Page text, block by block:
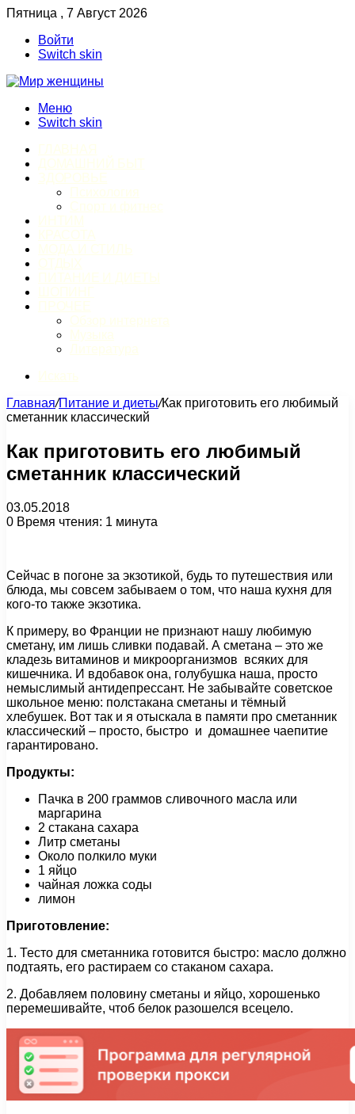
Пятница , 7 Август 2026
Войти
Switch skin
Меню
Switch skin
Главная/Питание и диеты/Как приготовить его любимый
сметанник классический
Как приготовить его любимый
сметанник классический
03.05.2018
0 Время чтения: 1 минута
Сейчас в погоне за экзотикой, будь то путешествия или
блюда, мы совсем забываем о том, что наша кухня для
кого-то также экзотика.
К примеру, во Франции не признают нашу любимую
сметану, им лишь сливки подавай. А сметана – это же
кладезь витаминов и микроорганизмов всяких для
кишечника. И вдобавок она, голубушка наша, просто
немыслимый антидепрессант. Не забывайте советское
школьное меню: полстакана сметаны и тёмный
хлебушек. Вот так и я отыскала в памяти про сметанник
классический – просто, быстро и домашнее чаепитие
гарантировано.
Продукты:
Пачка в 200 граммов сливочного масла или
маргарина
2 стакана сахара
Литр сметаны
Около полкило муки
1 яйцо
чайная ложка соды
лимон
Приготовление:
1. Тесто для сметанника готовится быстро: масло должно
подтаять, его растираем со стаканом сахара.
2. Добавляем половину сметаны и яйцо, хорошенько
перемешивайте, чтоб белок разошелся всецело.